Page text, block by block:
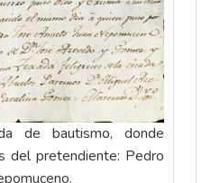
de bautismo, donde
del pretendiente: Pedro